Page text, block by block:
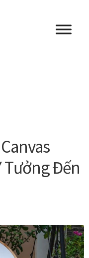
ngày bắt đầu nhẹ
Home Stylist
Tưởng Đến